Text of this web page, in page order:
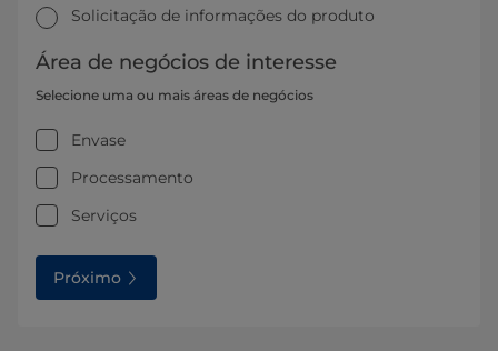
Solicitação de informações do produto
Área de negócios de interesse
Selecione uma ou mais áreas de negócios
Envase
Processamento
Serviços
Próximo